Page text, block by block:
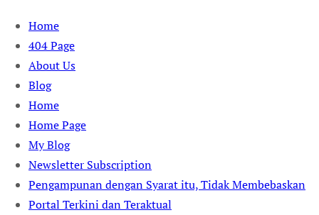
Skip
content
Home
404 Page
About Us
Blog
Home
Home Page
My Blog
Newsletter Subscription
Pengampunan dengan Syarat itu, Tidak Membebaskan
Portal Terkini dan Teraktual